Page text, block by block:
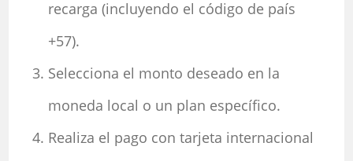
recarga (incluyendo el código de país
+57).
Selecciona el monto deseado en la
moneda local o un plan específico.
Realiza el pago con tarjeta internacional